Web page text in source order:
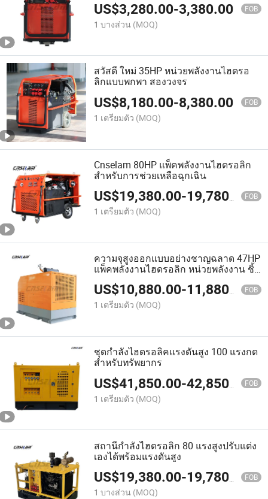
US$3,280.00-3,380.00 FOB
1 บางส่วน (MOQ)
สวัสดี ใหม่ 35HP หน่วยพลังงานไฮดรอ
ลิกแบบพกพา สองวงจร
US$8,180.00-8,380.00 FOB
1 เตรียมตัว (MOQ)
Cnselam 80HP แพ็คพลังงานไฮดรอลิก
สำหรับการช่วยเหลือฉุกเฉิน
US$19,380.00-19,780.00 FOB
1 เตรียมตัว (MOQ)
ความจุสูงออกแบบอย่างชาญฉลาด 47HP
แพ็คพลังงานไฮดรอลิก หน่วยพลังงาน ชิ้น
ส่วนไฮดรอลิกสำหรับการเกษตร การ
ชลประทาน
US$10,880.00-11,880.00 FOB
1 เตรียมตัว (MOQ)
ชุดกำลังไฮดรอลิคแรงดันสูง 100 แรงกด
สำหรับทรัพยากร
US$41,850.00-42,850.00 FOB
1 เตรียมตัว (MOQ)
สถานีกำลังไฮดรอลิก 80 แรงสูงปรับแต่ง
เองได้พร้อมแรงดันสูง
US$19,380.00-19,780.00 FOB
1 บางส่วน (MOQ)